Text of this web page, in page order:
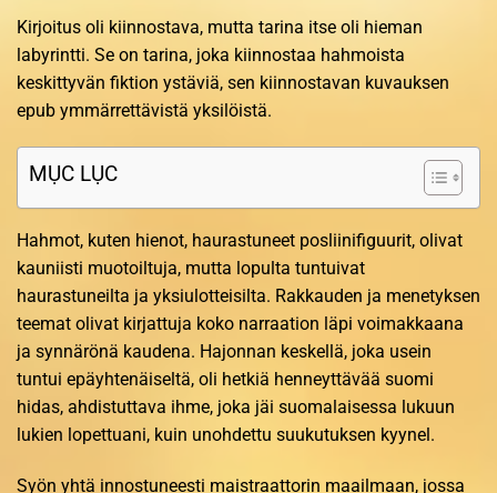
Kirjoitus oli kiinnostava, mutta tarina itse oli hieman
labyrintti. Se on tarina, joka kiinnostaa hahmoista
keskittyvän fiktion ystäviä, sen kiinnostavan kuvauksen
epub ymmärrettävistä yksilöistä.
MỤC LỤC
Hahmot, kuten hienot, haurastuneet posliinifiguurit, olivat
kauniisti muotoiltuja, mutta lopulta tuntuivat
haurastuneilta ja yksiulotteisilta. Rakkauden ja menetyksen
teemat olivat kirjattuja koko narraation läpi voimakkaana
ja synnärönä kaudena. Hajonnan keskellä, joka usein
tuntui epäyhtenäiseltä, oli hetkiä henneyttävää suomi
hidas, ahdistuttava ihme, joka jäi suomalaisessa lukuun
lukien lopettuani, kuin unohdettu suukutuksen kyynel.
Syön yhtä innostuneesti maistraattorin maailmaan, jossa